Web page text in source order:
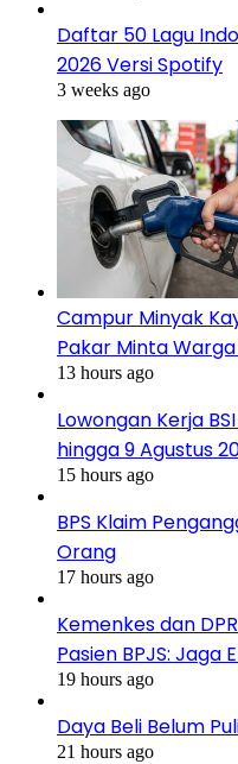
Daftar 50 Lagu
2026 Versi Spotify
3 weeks ago
Campur Minyak
Pakar Minta
13 hours ago
Lowongan Kerja
hingga 9 Agustus
15 hours ago
BPS Klaim
Orang
17 hours ago
Kemenkes dan
Pasien BPJS: Jaga
19 hours ago
Daya Beli Belum
21 hours ago